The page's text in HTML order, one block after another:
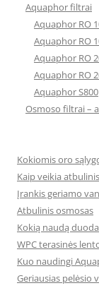
Aquaphor filtrai
Aquaphor RO
Aquaphor RO
Aquaphor RO
Aquaphor RO
Aquaphor S800
Osmoso filtrai –
Kokiomis oro
Kaip veikia
Įrankis geriamo
Atbulinis osmosas
Kokią naudą
WPC terasinės
Kuo naudingi
Geriausias pelėsio